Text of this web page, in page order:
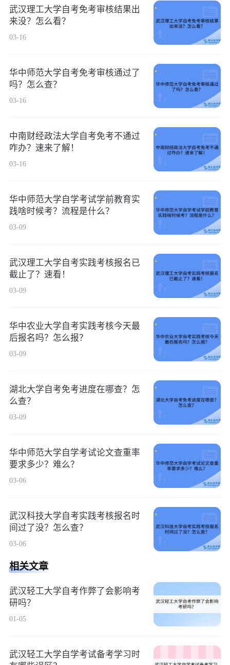
武汉理工大学自考免考审核结果出
来没？怎么看？
03-16
华中师范大学自考免考审核通过了
吗？怎么查？
03-16
中南财经政法大学自考免考不通过
咋办？速来了解！
03-16
华中师范大学自学考试学前教育实
践啥时候考？流程是什么？
03-09
武汉理工大学自考实践考核报名已
截止了？速看！
03-09
华中农业大学自考实践考核今天最
后报名吗？怎么报？
03-09
湖北大学自考免考进度在哪查？怎
么查？
03-09
华中师范大学自学考试论文查重率
要求多少？难么？
03-06
武汉科技大学自考实践考核报名时
间过了没？怎么查？
03-06
相关文章
武汉轻工大学自考作弊了会影响考
研吗？
01-05
武汉轻工大学自学考试备考学习时